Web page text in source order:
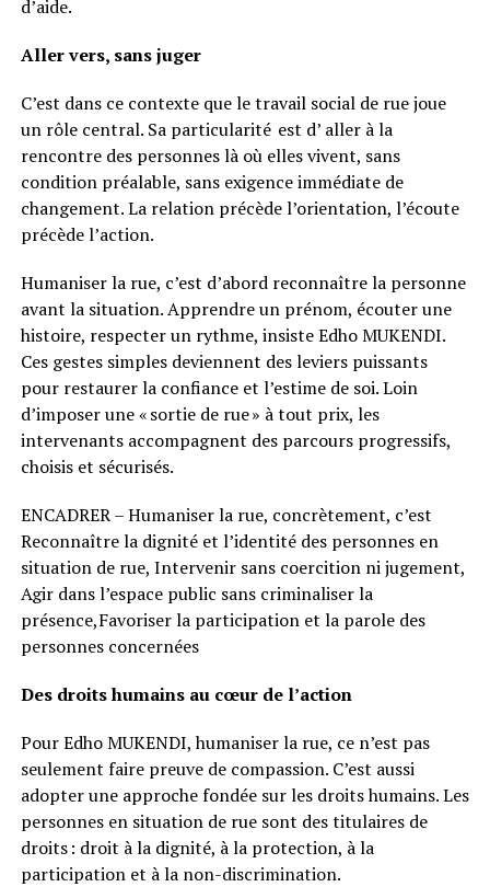
d’aide.
Aller vers, sans juger
C’est dans ce contexte que le travail social de rue joue
un rôle central. Sa particularité est d’ aller à la
rencontre des personnes là où elles vivent, sans
condition préalable, sans exigence immédiate de
changement. La relation précède l’orientation, l’écoute
précède l’action.
Humaniser la rue, c’est d’abord reconnaître la personne
avant la situation. Apprendre un prénom, écouter une
histoire, respecter un rythme, insiste Edho MUKENDI.
Ces gestes simples deviennent des leviers puissants
pour restaurer la confiance et l’estime de soi. Loin
d’imposer une « sortie de rue » à tout prix, les
intervenants accompagnent des parcours progressifs,
choisis et sécurisés.
ENCADRER – Humaniser la rue, concrètement, c’est
Reconnaître la dignité et l’identité des personnes en
situation de rue, Intervenir sans coercition ni jugement,
Agir dans l’espace public sans criminaliser la
présence,Favoriser la participation et la parole des
personnes concernées
Des droits humains au cœur de l’action
Pour Edho MUKENDI, humaniser la rue, ce n’est pas
seulement faire preuve de compassion. C’est aussi
adopter une approche fondée sur les droits humains. Les
personnes en situation de rue sont des titulaires de
droits : droit à la dignité, à la protection, à la
participation et à la non-discrimination.